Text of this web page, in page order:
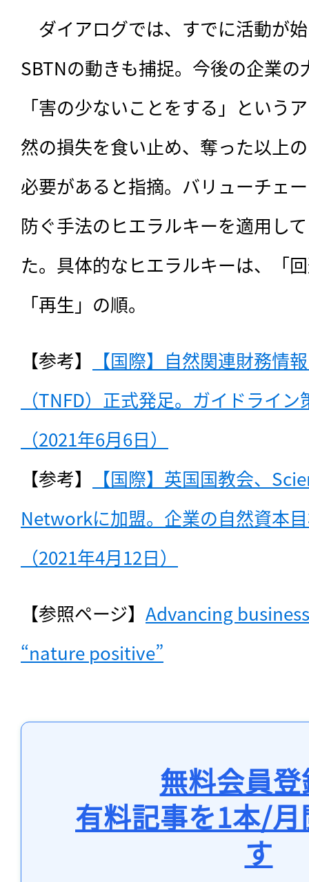
ダイアログでは、すでに活動が
SBTNの動きも捕捉。今後の企業の
「害の少ないことをする」という
然の損失を食い止め、奪った以上
必要があると指摘。バリューチェ
防ぐ手法のヒエラルキーを適用し
た。具体的なヒエラルキーは、「
「再生」の順。
【参考】
【国際】自然関連財務情
（TNFD）正式発足。ガイドライ
（2021年6月6日）
【参考】
【国際】英国国教会、
Networkに加盟。企業の自然資本
（2021年4月12日）
【参照ページ】 Advancing
“nature positive”
無料会員
有料記事を1本/
す